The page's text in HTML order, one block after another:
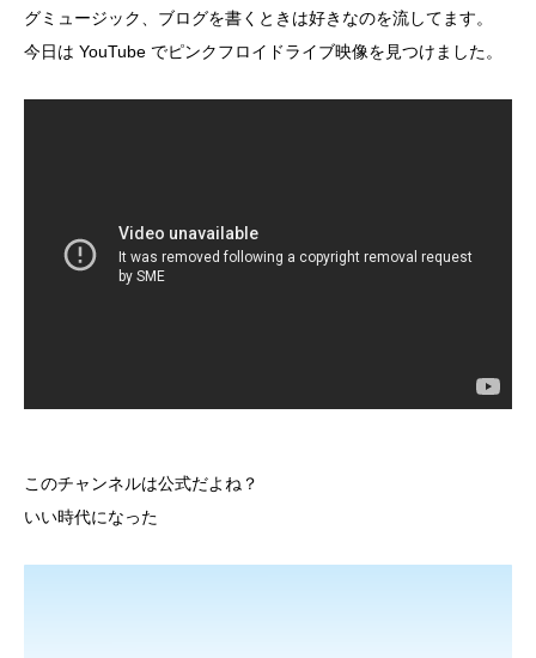
グミュージック、ブログを書くときは好きなのを流してます。
今日は YouTube でピンクフロイドライブ映像を見つけました。
このチャンネルは公式だよね？
いい時代になった